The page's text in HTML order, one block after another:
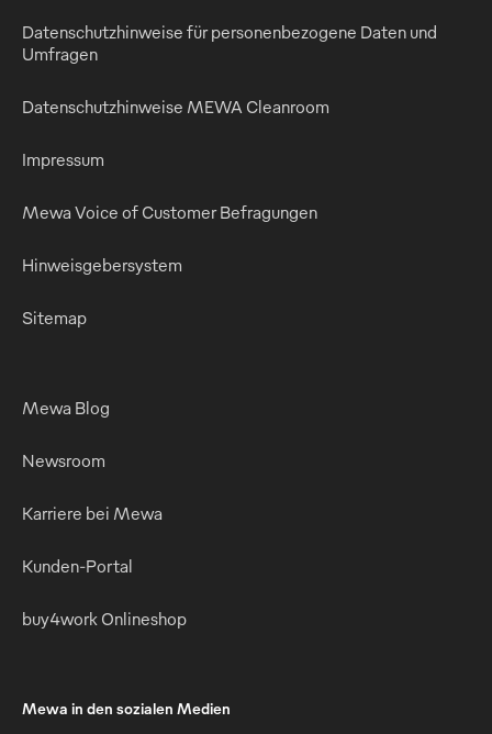
Datenschutzhinweise für personenbezogene Daten und
Umfragen
Datenschutzhinweise MEWA Cleanroom
Impressum
Mewa Voice of Customer Befragungen
Hinweisgebersystem
Sitemap
Mewa Blog
Newsroom
Karriere bei Mewa
Kunden-Portal
buy4work Onlineshop
Mewa in den sozialen Medien